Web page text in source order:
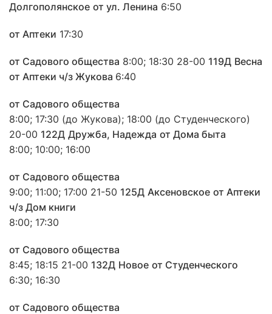
Долгополянское от ул. Ленина 6:50
от Аптеки 17:30
от Садового общества 8:00; 18:30 28-00 119Д Весна
от Аптеки ч/з Жукова 6:40
от Садового общества
8:00; 17:30 (до Жукова); 18:00 (до Студенческого)
20-00 122Д Дружба, Надежда от Дома быта
8:00; 10:00; 16:00
от Садового общества
9:00; 11:00; 17:00 21-50 125Д Аксеновское от Аптеки
ч/з Дом книги
8:00; 17:30
от Садового общества
8:45; 18:15 21-00 132Д Новое от Студенческого
6:30; 16:30
от Садового общества